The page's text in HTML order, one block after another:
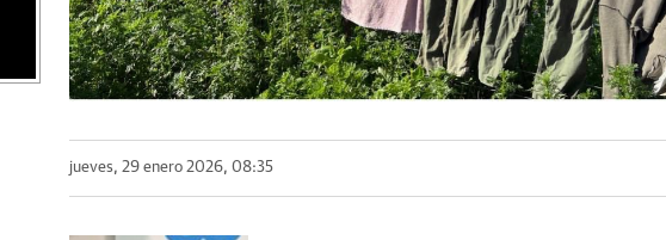
jueves, 29 enero 2026, 08:35